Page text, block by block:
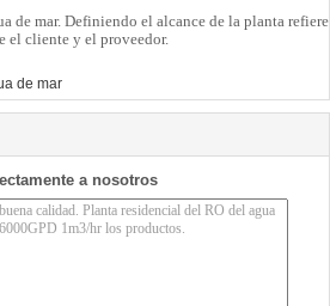
de mar. Definiendo el alcance de la planta refiere
el cliente y el proveedor.
de mar
a nosotros